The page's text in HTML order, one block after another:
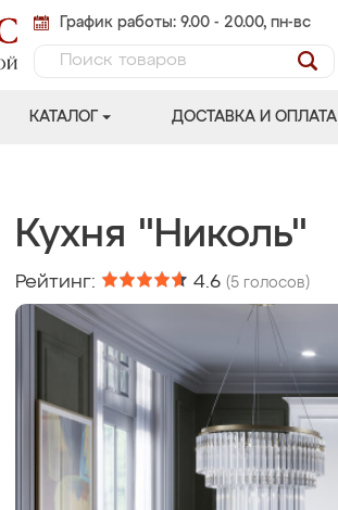
График работы: 9.00 - 20.00, пн-вс
КАТАЛОГ ДОСТАВКА И ОПЛАТА
Кухня "Николь"
Рейтинг: 4.6 (5 голосов)